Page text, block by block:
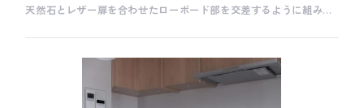
天然石とレザー扉を合わせたローボード部を交差するように組み合
子張り職人が担当します。 木工場で表面の仕上げ以外の部分を製作
したあと、ソファ工場に移動してレザー貼りをします。 その後、現
地にて本体部分と扉部分を組み合わせて完成です。 なお、レザーの
貼り方にはいろいろな方法があって、今回みたいにレザーの小口を
見せる方法もあれば、薄いベニヤなどに巻き込んで小口を隠す方法